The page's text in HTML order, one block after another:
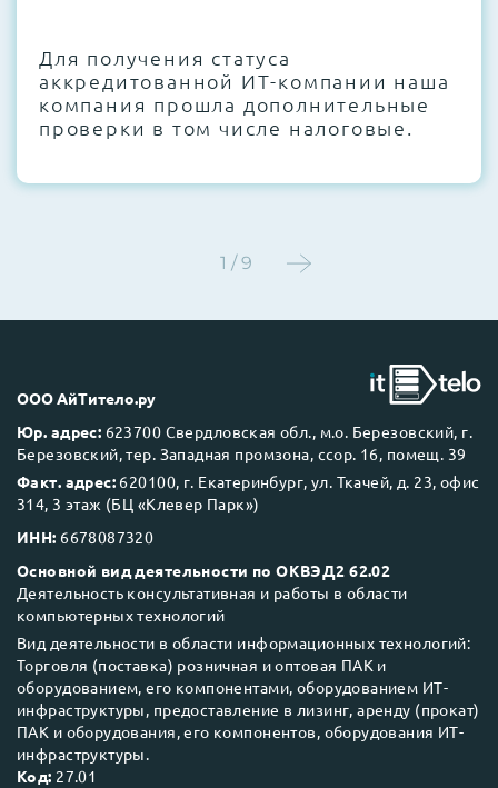
Этап 4:Стресс-тестирование под 100%
нагрузкой в течение 72 часов для
проверки стабильности всех подсистем
Next Business Day (NBD)
Для получения статуса
аккредитованной ИТ-компании наша
компания прошла дополнительные
проверки в том числе налоговые.
1 / 9
ООО АйТитело.ру
Юр. адрес: 623700 Свердловская обл., м.о. Березовский, г.
Березовский, тер. Западная промзона, ссор. 16, помещ. 39
Факт. адрес: 620100, г. Екатеринбург, ул. Ткачей, д. 23, офис
314, 3 этаж (БЦ «Клевер Парк»)
ИНН: 6678087320
Основной вид деятельности по ОКВЭД2 62.02
Деятельность консультативная и работы в области
компьютерных технологий
Вид деятельности в области информационных технологий:
Торговля (поставка) розничная и оптовая ПАК и
оборудованием, его компонентами, оборудованием ИТ-
инфраструктуры, предоставление в лизинг, аренду (прокат)
ПАК и оборудования, его компонентов, оборудования ИТ-
инфраструктуры.
Код: 27.01